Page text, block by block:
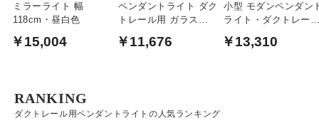
ミラーライト 幅
118cm・昼白色
￥15,004
ペンダントライト ダク
トレール用 ガラス
￥11,676
小型 モダンペンダン
ライト・ダクトレー
￥13,310
ダクトレール用ペンダントライトの人気ランキング
RANKING